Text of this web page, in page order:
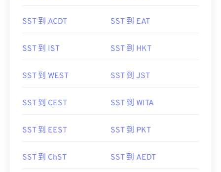
SST 到 ACDT SST 到 EAT
SST 到 IST SST 到 HKT
SST 到 WEST SST 到 JST
SST 到 CEST SST 到 WITA
SST 到 EEST SST 到 PKT
SST 到 ChST SST 到 AEDT